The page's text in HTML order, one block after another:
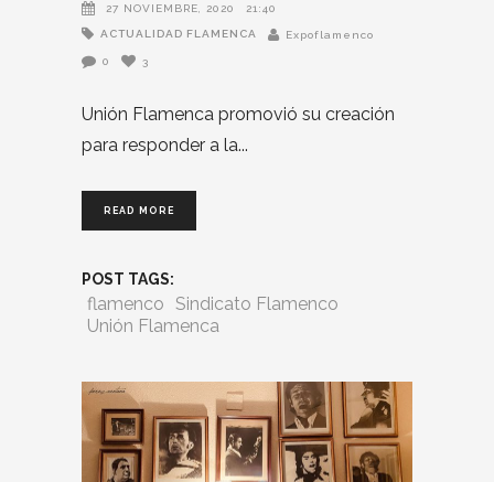
27 NOVIEMBRE, 2020 21:40
ACTUALIDAD FLAMENCA Expoflamenco
0 3
Unión Flamenca promovió su creación
para responder a la
READ MORE
POST TAGS:
flamenco Sindicato Flamenco
Unión Flamenca